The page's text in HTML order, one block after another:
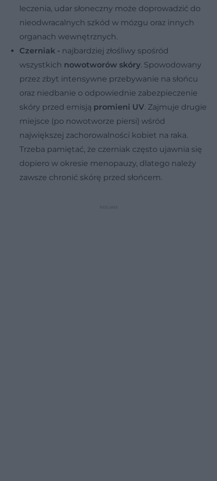
leczenia, udar słoneczny może doprowadzić do
nieodwracalnych szkód w mózgu oraz innych
organach wewnętrznych.
Czerniak - najbardziej złośliwy spośród
wszystkich nowotworów skóry. Spowodowany
przez zbyt intensywne przebywanie na słońcu
oraz niedbanie o odpowiednie zabezpieczenie
skóry przed emisją promieni UV. Zajmuje drugie
miejsce (po nowotworze piersi) wśród
największej zachorowalności kobiet na raka.
Trzeba pamiętać, że czerniak często ujawnia się
dopiero w okresie menopauzy, dlatego należy
zawsze chronić skórę przed słońcem.